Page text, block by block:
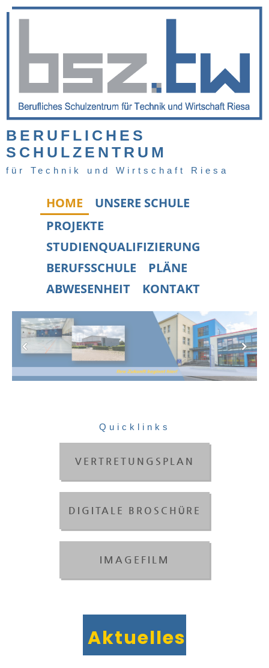
BERUFLICHES
SCHULZENTRUM
für Technik und Wirtschaft Riesa
HOME
UNSERE SCHULE
PROJEKTE
STUDIENQUALIFIZIERUNG
BERUFSSCHULE
PLÄNE
ABWESENHEIT
KONTAKT
Quicklinks
VERTRETUNGSPLAN
DIGITALE BROSCHÜRE
IMAGEFILM
Aktuelles